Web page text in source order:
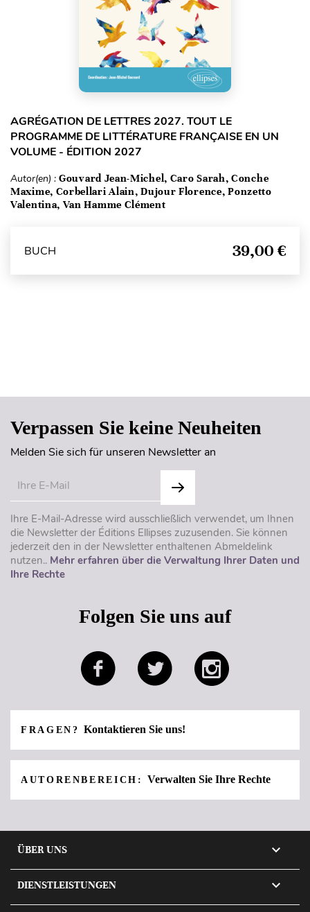
AGRÉGATION DE LETTRES 2027. TOUT LE
PROGRAMME DE LITTÉRATURE FRANÇAISE EN UN
VOLUME - ÉDITION 2027
Autor(en) : Gouvard Jean-Michel, Caro Sarah, Conche
Maxime, Corbellari Alain, Dujour Florence, Ponzetto
Valentina, Van Hamme Clément
BUCH 39,00 €
Verpassen Sie keine Neuheiten
Melden Sie sich für unseren Newsletter an
Ihre E-Mail-Adresse wird ausschließlich verwendet, um Ihnen
die Newsletter der Éditions Ellipses zuzusenden. Sie können
jederzeit den in der Newsletter enthaltenen Abmeldelink
nutzen.. Mehr erfahren über die Verwaltung Ihrer Daten und
Ihre Rechte
Folgen Sie uns auf
FRAGEN?Kontaktieren Sie uns!
AUTORENBEREICH: Verwalten Sie Ihre Rechte
ÜBER UNS 
DIENSTLEISTUNGEN 